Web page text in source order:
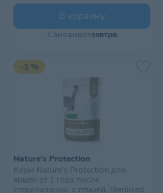
В корзину
Самовывоззавтра
-1 %
Nature's Protection
Корм Nature's Protection для
кошек от 1 года после
стерилизации, с птицей, Sterilised